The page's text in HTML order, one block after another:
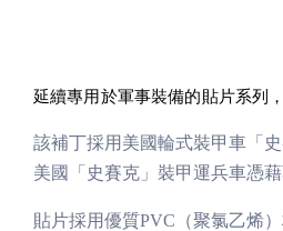
延續專用於軍事裝備的貼片系列
該補丁採用美國輪式裝甲車「
美國「史賽克」裝甲運兵車憑
貼片採用優質PVC（聚氯乙烯